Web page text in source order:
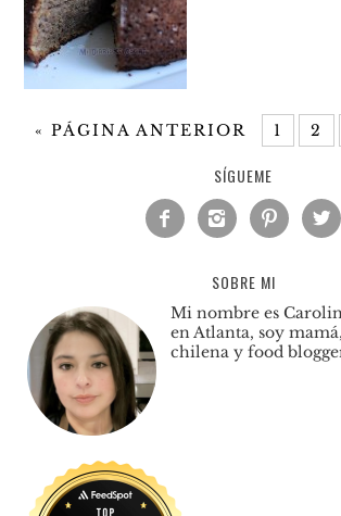
«PÁGINA ANTERIOR 1 2
SÍGUEME
   
SOBRE MI
Mi nombre es
en Atlanta, soy
chilena y food